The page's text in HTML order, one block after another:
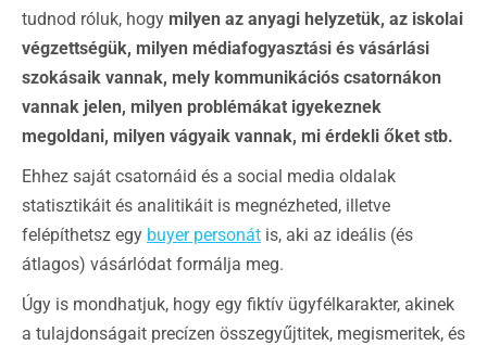
tudnod róluk, hogy milyen az anyagi helyzetük, az iskolai
végzettségük, milyen médiafogyasztási és vásárlási
szokásaik vannak, mely kommunikációs csatornákon
vannak jelen, milyen problémákat igyekeznek
megoldani, milyen vágyaik vannak, mi érdekli őket stb.
Ehhez saját csatornáid és a social media oldalak
statisztikáit és analitikáit is megnézheted, illetve
felépíthetsz egy buyer personát is, aki az ideális (és
átlagos) vásárlódat formálja meg.
Úgy is mondhatjuk, hogy egy fiktív ügyfélkarakter, akinek
a tulajdonságait precízen összegyűjtitek, megismeritek, és